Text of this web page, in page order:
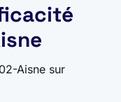
Aisne sur